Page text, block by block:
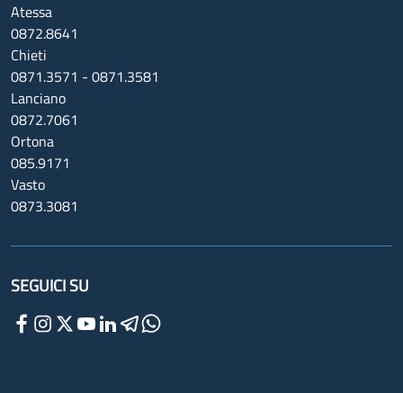
Atessa
0872.8641
Chieti
0871.3571 - 0871.3581
Lanciano
0872.7061
Ortona
085.9171
Vasto
0873.3081
SEGUICI SU